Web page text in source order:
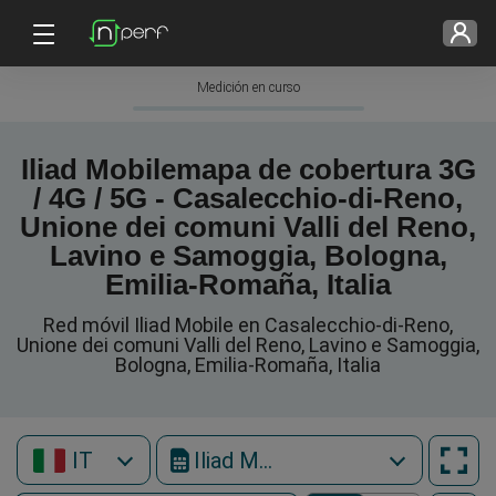
Medición en curso
Iliad Mobilemapa de cobertura 3G
/ 4G / 5G - Casalecchio-di-Reno,
Unione dei comuni Valli del Reno,
Lavino e Samoggia, Bologna,
Emilia-Romaña, Italia
Red móvil Iliad Mobile en Casalecchio-di-Reno,
Unione dei comuni Valli del Reno, Lavino e Samoggia,
Bologna, Emilia-Romaña, Italia
IT Iliad Mobile